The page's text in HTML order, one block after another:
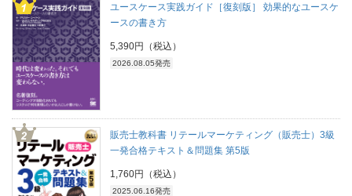
ユースケース実践ガイド［復刻版］ 効果的なユースケ
ースの書き方
5,390円（税込）
2026.08.05発売
販売士教科書 リテールマーケティング（販売士）3級
一発合格テキスト＆問題集 第5版
1,760円（税込）
2025.06.16発売